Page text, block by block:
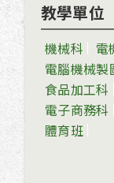
教學單位
機械科 電
電腦機械製
食品加工科
電子商務科
體育班